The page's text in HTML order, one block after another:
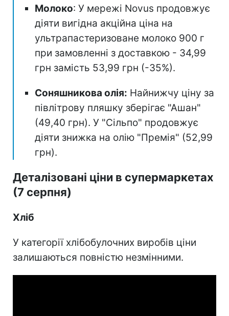
Молоко: У мережі Novus продовжує
діяти вигідна акційна ціна на
ультрапастеризоване молоко 900 г
при замовленні з доставкою - 34,99
грн замість 53,99 грн (-35%).
Соняшникова олія: Найнижчу ціну за
півлітрову пляшку зберігає "Ашан"
(49,40 грн). У "Сільпо" продовжує
діяти знижка на олію "Премія" (52,99
грн).
Деталізовані ціни в супермаркетах
(7 серпня)
Хліб
У категорії хлібобулочних виробів ціни
залишаються повністю незмінними.